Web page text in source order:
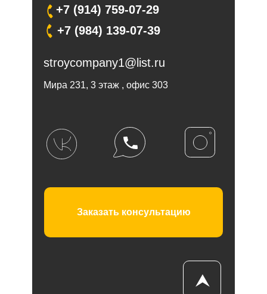
+7 (914) 759-07-29
+7 (984) 139-07-39
Мира 231, 3 этаж , офис 303
stroycompany1@list.ru
Заказать консультацию
ИНН 6501230535
693023, Сахалинская область,
г Южно-Сахалинск,
Комсомольская ул, д. 271 к. 2, кв. 26
Политика обработки персональных данных
Согласие на обработку персональных данных
Модульные дома
Ремонтные работы
Отзывы
О компании